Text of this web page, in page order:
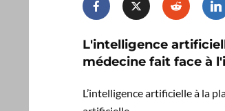
L'intelligence
médecine fait face à
L’intelligence artificielle à la